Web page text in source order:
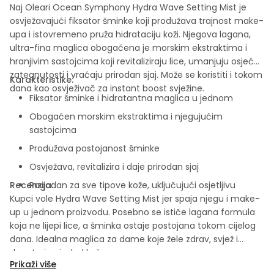
Naj Oleari Ocean Symphony Hydra Wave Setting Mist je
osvježavajući fiksator šminke koji produžava trajnost make-
upa i istovremeno pruža hidrataciju koži. Njegova lagana,
ultra-fina maglica obogaćena je morskim ekstraktima i
hranjivim sastojcima koji revitaliziraju lice, umanjuju osjećaj
zategnutosti i vraćaju prirodan sjaj. Može se koristiti i tokom
dana kao osvježivač za instant boost svježine.
Karakteristike:
Fiksator šminke i hidratantna maglica u jednom
Obogaćen morskim ekstraktima i njegujućim
sastojcima
Produžava postojanost šminke
Osvježava, revitalizira i daje prirodan sjaj
Pogodan za sve tipove kože, uključujući osjetljivu
Recenzija:
Kupci vole Hydra Wave Setting Mist jer spaja njegu i make-
up u jednom proizvodu. Posebno se ističe lagana formula
koja ne lijepi lice, a šminka ostaje postojana tokom cijelog
dana. Idealna maglica za dame koje žele zdrav, svjež i
dugotrajan izgled kože.
Prikaži više